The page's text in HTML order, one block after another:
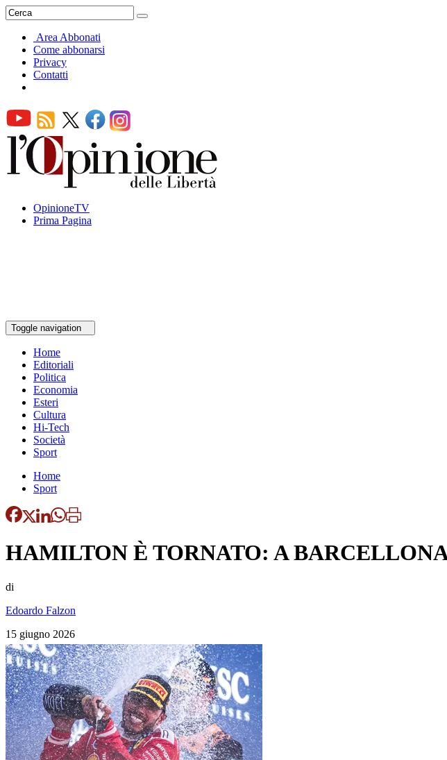
Area Abbonati
Come abbonarsi
Privacy
Contatti
OpinioneTV
Prima Pagina
Toggle navigation
Home
Editoriali
Politica
Economia
Esteri
Cultura
Hi-Tech
Società
Sport
Home
Sport
HAMILTON È TORNATO: A
di
Edoardo Falzon
15 giugno 2026